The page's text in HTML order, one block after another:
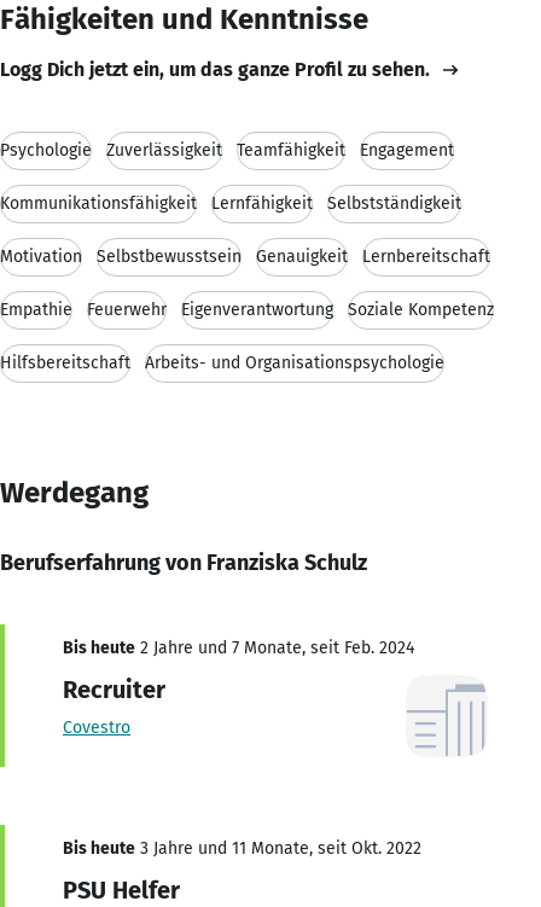
Fähigkeiten und Kenntnisse
Logg Dich jetzt ein, um das ganze Profil zu sehen.
Psychologie Zuverlässigkeit Teamfähigkeit Engagement
Kommunikationsfähigkeit Lernfähigkeit Selbstständigkeit
Motivation Selbstbewusstsein Genauigkeit Lernbereitschaft
Empathie Feuerwehr Eigenverantwortung Soziale Kompetenz
Hilfsbereitschaft Arbeits- und Organisationspsychologie
Werdegang
Berufserfahrung von Franziska Schulz
Bis heute 2 Jahre und 7 Monate, seit Feb. 2024
Recruiter
Covestro
Bis heute 3 Jahre und 11 Monate, seit Okt. 2022
PSU Helfer